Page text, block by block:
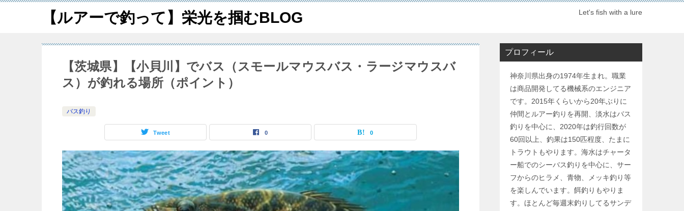
【ルアーで釣って】栄光を掴むBLOG Let's fish with a lure
【茨城県】【小貝川】でバス（スモールマウスバス・ラージマウスバ
ス）が釣れる場所（ポイント）
バス釣り
Tweet 0 0
プロフィール
神奈川県出身の1974年生まれ。職業
は商品開発してる機械系のエンジニア
です。2015年くらいから20年ぶりに
仲間とルアー釣りを再開、淡水はバス
釣りを中心に、2020年は釣行回数が
60回以上、釣果は150匹程度、たまに
トラウトもやります。海水はチャータ
ー船でのシーバス釣りを中心に、サー
フからのヒラメ、青物、メッキ釣り等
を楽しんでいます。餌釣りもやりま
す。ほとんど毎週末釣りしてるサンデ